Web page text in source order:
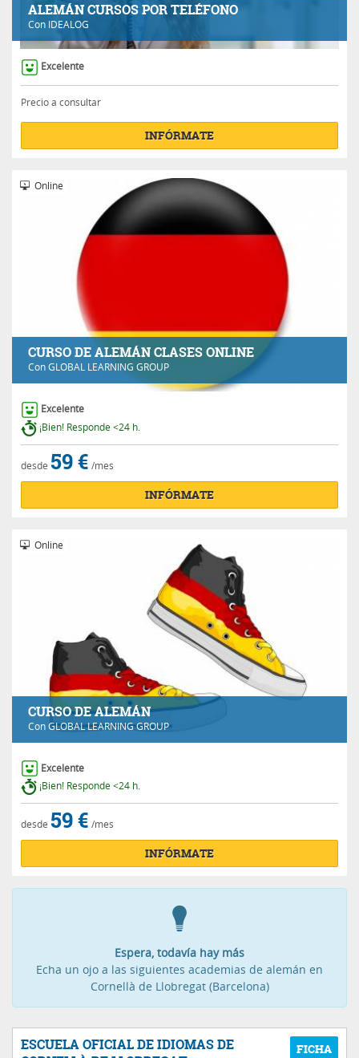
ALEMÁN CURSOS POR TELÉFONO
Con IDEALOG
Excelente
Precio a consultar
INFÓRMATE
CURSO DE ALEMÁN CLASES ONLINE
ConGLOBAL LEARNING GROUP
Online
Excelente
¡Bien! Responde <24 h.
desde 59 € /mes
INFÓRMATE
CURSO DE ALEMÁN
ConGLOBAL LEARNING GROUP
Online
Excelente
¡Bien! Responde <24 h.
desde 59 € /mes
INFÓRMATE
Espera, todavía hay más
Echa un ojo a las siguientes academias de alemán en
Cornellà de Llobregat (Barcelona)
ESCUELA OFICIAL DE IDIOMAS DE